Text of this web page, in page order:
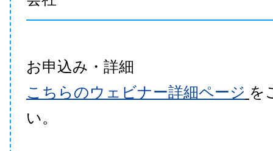
お申込み・詳細
こちらのウェビナー詳細ページ を
い。